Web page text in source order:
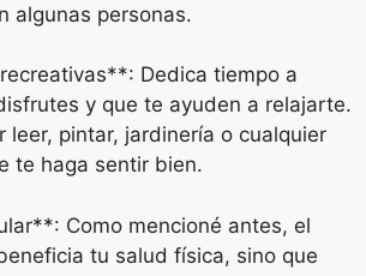
algunas personas.
Dedica tiempo a
y que te ayuden a relajarte.
leer, pintar, jardinería o cualquier
te haga sentir bien.
Como mencioné antes, el
tu salud física, sino que